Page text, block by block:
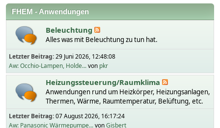
FHEM - Anwendungen
Beleuchtung
Alles was mit Beleuchtung zu tun hat.
Letzter Beitrag:29 Juni 2026, 12:48:08
Aw: Occhio-Lampen, Holde...von pkr
Heizungssteuerung/Raumklima
Anwendungen rund um Heizkörper, Heizungsanlagen,
Thermen, Wärme, Raumtemperatur, Belüftung, etc.
Letzter Beitrag:07 August 2026, 16:17:24
Aw: Panasonic Wärmepumpe...vonGisbert